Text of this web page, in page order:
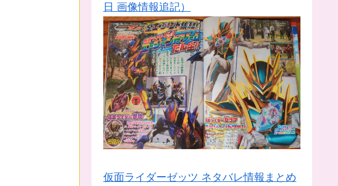
日 画像情報追記）
仮面ライダーゼッツ ネタバレ情報まとめ